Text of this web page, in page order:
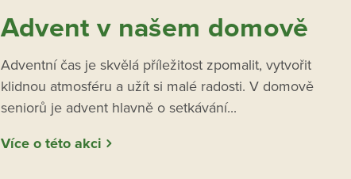
Advent v našem domově
Adventní čas je skvělá příležitost zpomalit, vytvořit
klidnou atmosféru a užít si malé radosti. V domově
seniorů je advent hlavně o setkávání...
Více o této akci